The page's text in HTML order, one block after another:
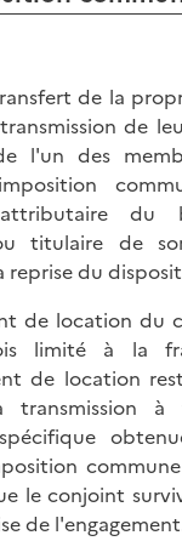
de la
de
l'un des
attributaire du
titulaire de
reprise du
de location du
limité à la
de location
à
le conjoint
de